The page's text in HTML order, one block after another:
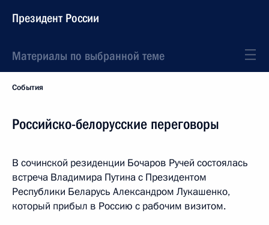
Президент России
Материалы по выбранной теме
События
Российско-белорусские переговоры
В сочинской резиденции Бочаров Ручей состоялась
встреча Владимира Путина с Президентом
Республики Беларусь Александром Лукашенко,
который прибыл в Россию с рабочим визитом.